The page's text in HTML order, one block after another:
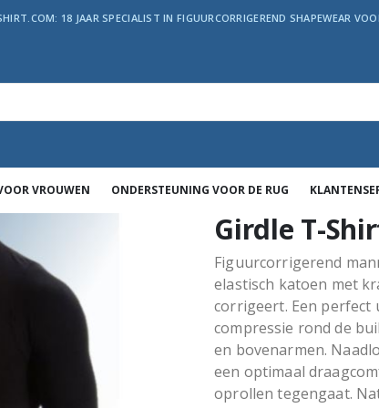
18 JAAR SPECIALIST IN FIGUURCORRIGEREND SHAPEWEAR
VROUWEN ONDERSTEUNING VOOR DE RUG
Girdle T-
Figuurcorrigerend
elastisch katoen met
corrigeert. Een perfect
compressie rond de
en bovenarmen.
een optimaal
oprollen tegengaat.